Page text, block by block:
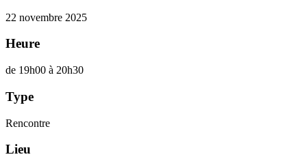
22 novembre 2025
Heure
de 19h00 à 20h30
Type
Rencontre
Lieu